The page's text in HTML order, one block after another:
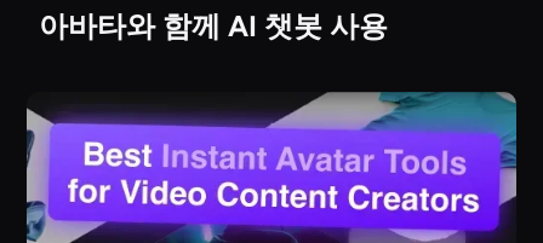
아바타와 함께 AI 챗봇 사용